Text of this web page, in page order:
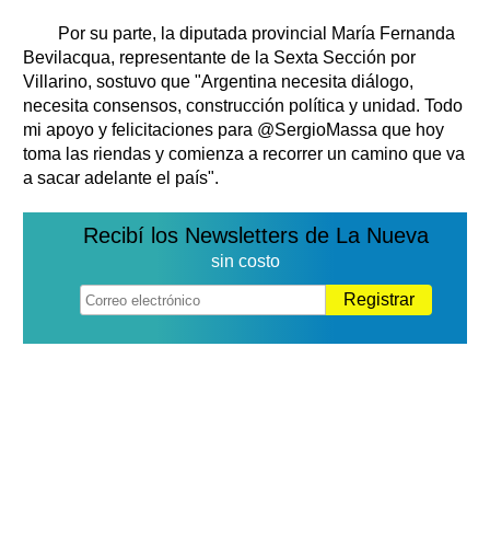
Por su parte, la diputada provincial María Fernanda
Bevilacqua, representante de la Sexta Sección por
Villarino, sostuvo que "Argentina necesita diálogo,
necesita consensos, construcción política y unidad. Todo
mi apoyo y felicitaciones para @SergioMassa que hoy
toma las riendas y comienza a recorrer un camino que va
a sacar adelante el país".
Recibí los Newsletters de La Nueva
sin costo
Registrar